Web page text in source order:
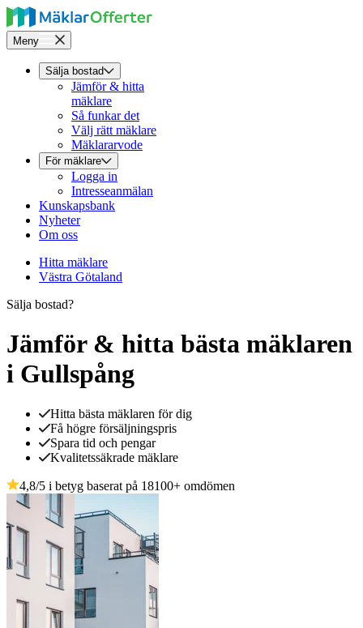
Meny
Sälja bostad
Jämför & hitta
mäklare
Så funkar det
Välj rätt mäklare
Mäklararvode
För mäklare
Logga in
Intresseanmälan
Kunskapsbank
Nyheter
Om oss
Hitta mäklare
Västra Götaland
Sälja bostad?
Jämför & hitta bästa mäklaren
i Gullspång
Hitta bästa mäklaren för dig
Få högre försäljningspris
Spara tid och pengar
Kvalitetssäkrade mäklare
4,8/5 i betyg baserat på 18100+ omdömen